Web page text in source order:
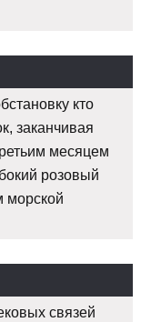
кто
заканчивая
месяцем
розовый
морской
связей